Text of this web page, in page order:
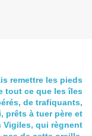
remettre les pieds
tout ce que les îles
de trafiquants,
prêts à tuer père et
Vigiles, qui règnent